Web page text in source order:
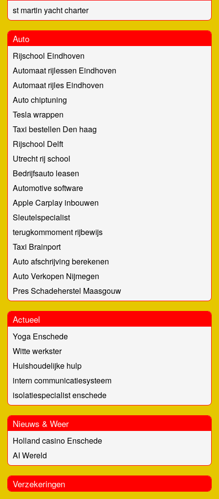
st martin yacht charter
Auto
Rijschool Eindhoven
Automaat rijlessen Eindhoven
Automaat rijles Eindhoven
Auto chiptuning
Tesla wrappen
Taxi bestellen Den haag
Rijschool Delft
Utrecht rij school
Bedrijfsauto leasen
Automotive software
Apple Carplay inbouwen
Sleutelspecialist
terugkommoment rijbewijs
Taxi Brainport
Auto afschrijving berekenen
Auto Verkopen Nijmegen
Pres Schadeherstel Maasgouw
Actueel
Yoga Enschede
Witte werkster
Huishoudelijke hulp
intern communicatiesysteem
isolatiespecialist enschede
Nieuws & Weer
Holland casino Enschede
AI Wereld
Verzekeringen